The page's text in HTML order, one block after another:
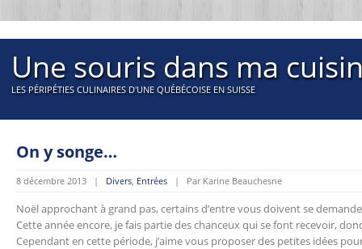
Une souris dans ma
LES PÉRIPÉTIES CULINAIRES D'UNE QUÉBÉCOISE EN SUISSE
On y songe…
8 décembre 2013 | Divers, Entrées | Par Karine Beauchesne
Noël approchant à grand pas, certains d’entre vous doivent se
Cette année encore, je fais partie des chanceux qui se font recevoir,
Cependant en cette période, j’aime vous proposer des petites idées